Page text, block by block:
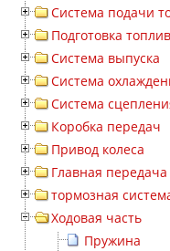
Система подачи
Подготовка
Система выпуска
Система
Система
Коробка передач
Привод колеса
Главная передача
тормозная
Ходовая часть
Пружина